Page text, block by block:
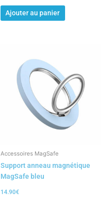
Ajouter au panier
Accessoires MagSafe
Support anneau magnétique
MagSafe bleu
14.90€